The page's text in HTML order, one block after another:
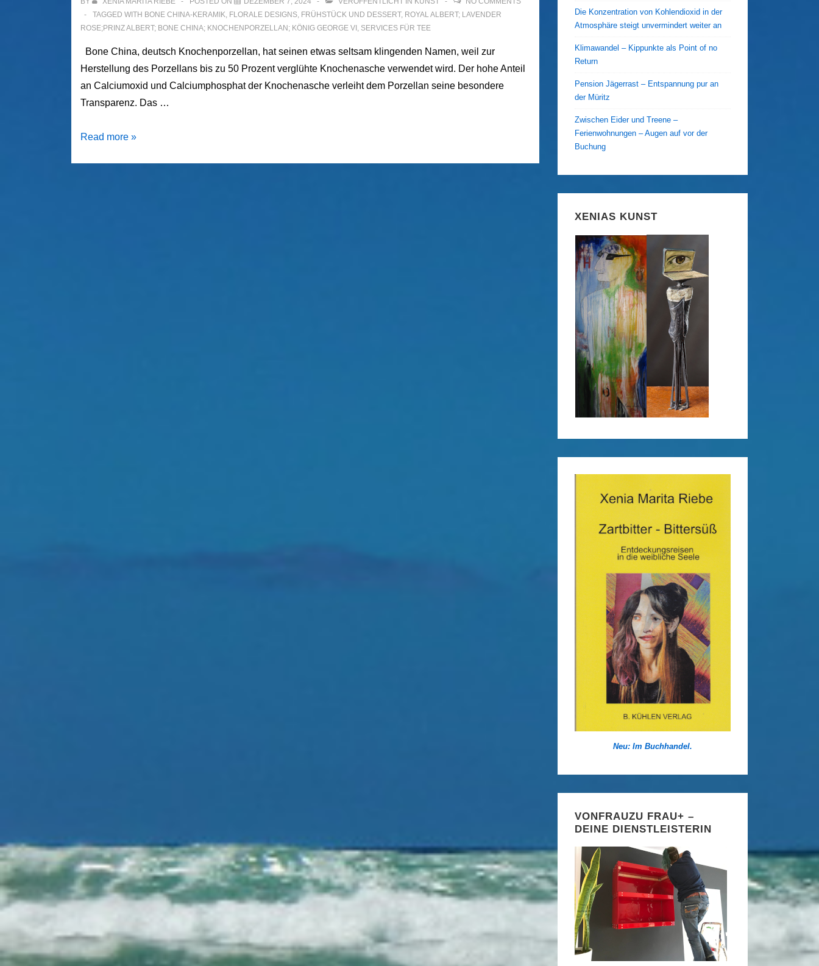
TAGGED WITH BONE CHINA-KERAMIK FLORALE DESIGNS FRÜHSTÜCK UND DESSERT, ROYAL ALBERT; LAVENDER
ROSE;PRINZ ALBERT; BONE CHINA; KNOCHENPORZELLAN; KÖNIG GEORGE VI SERVICES FÜR TEE
Bone China, deutsch Knochenporzellan, hat seinen etwas seltsam klingenden Namen, weil zur
Herstellung des Porzellans bis zu 50 Prozent verglühte Knochenasche verwendet wird. Der hohe Anteil
an Calciumoxid und Calciumphosphat der Knochenasche verleiht dem Porzellan seine besondere
Transparenz. Das …
Royal
Read more »
Die Konzentration von Kohlendioxid in der
Atmosphäre steigt unvermindert weiter an
Klimawandel – Kippunkte als Point of no
Return
Pension Jägerrast – Entspannung pur an
der Müritz
Zwischen Eider und Treene –
Ferienwohnungen – Augen auf vor der
Buchung
XENIAS KUNST
Neu: Im Buchhandel.
VONFRAUZU FRAU+ –
DEINE DIENSTLEISTERIN